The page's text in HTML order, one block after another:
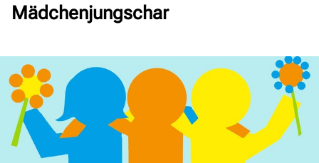
Mädchenjungschar